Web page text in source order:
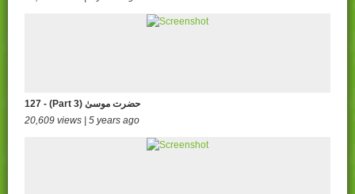
127 - (Part 3) حضرت موسیٰ
20,609 views | 5 years ago